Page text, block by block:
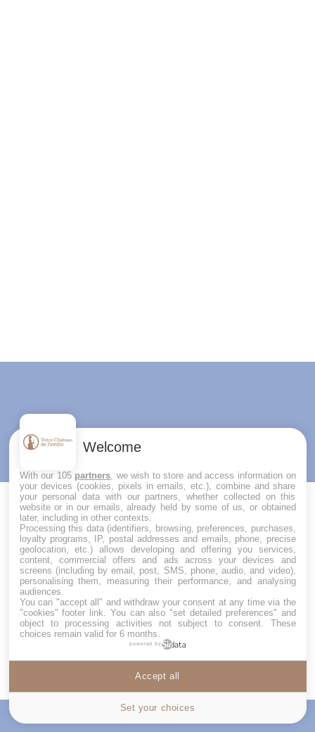
RÉSERVEZ CE CHÂTEAU
Votre prénom (obligatoire)
Votre nom (obligatoire)
Votre adresse de messagerie
Contactez nous
Welcome
With our 105 partners , we wish to store and access information on
your devices (cookies, pixels in emails, etc.), combine and share
your personal data with our partners, whether collected on this
website or in our emails, already held by some of us, or obtained
later, including in other contexts.
Processing this data (identifiers, browsing, preferences, purchases,
loyalty programs, IP, postal addresses and emails, phone, precise
geolocation, etc.) allows developing and offering you services,
content, commercial offers and ads across your devices and
screens (including by email, post, SMS, phone, audio, and video),
personalising them, measuring their performance, and analysing
audiences.
You can "accept all" and withdraw your consent at any time via the
"cookies" footer link . You can also "set detailed preferences" and
object to processing activities not subject to consent. These
choices remain valid for 6 months.
powered by
Set your choices
Accept all